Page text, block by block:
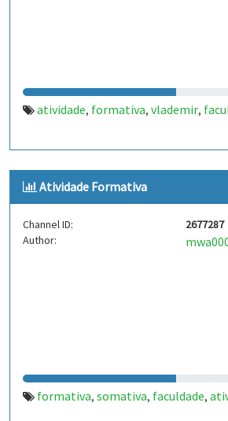
atividade, formativa, vlademir,
Atividade Formativa
Channel ID:
2677287
Author:
formativa, somativa, faculdade,